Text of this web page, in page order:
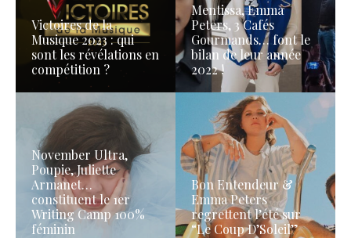
Victoires de la
Musique 2023 : qui
sont les révélations en
compétition ?
Mentissa, Emma
Peters, 3 Cafés
Gourmands… font le
bilan de leur année
2022 !
November Ultra,
Poupie, Juliette
Armanet…
constituent le 1er
Writing Camp 100%
féminin
Bon Entendeur &
Emma Peters
regrettent l’été sur
“Le Coup D’Soleil”